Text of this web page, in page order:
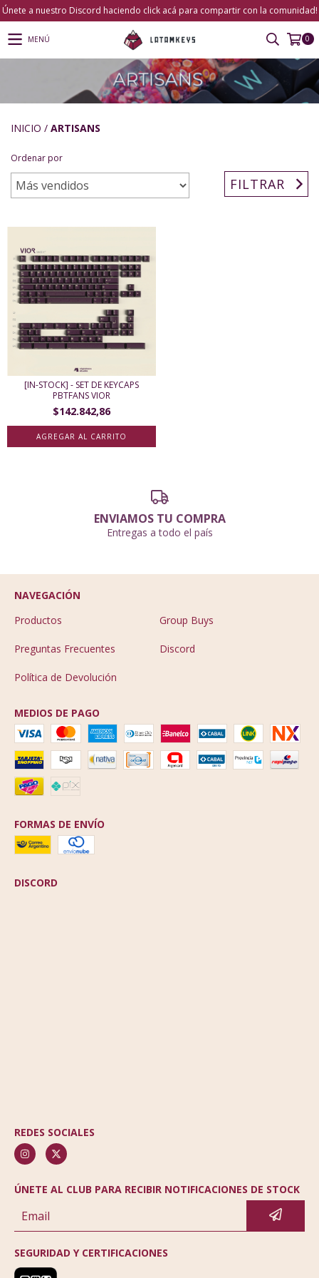
Únete a nuestro Discord haciendo click acá para compartir con la comunidad!
MENÚ 0
INICIO / ARTISANS
Ordenar por
FILTRAR
[IN-STOCK] - SET DE KEYCAPS
PBTFANS VIOR
$142.842,86
AGREGAR AL CARRITO
ENVIAMOS TU COMPRA
Entregas a todo el país
NAVEGACIÓN
Productos
Group Buys
Preguntas Frecuentes Discord
Política de Devolución
MEDIOS DE PAGO
FORMAS DE ENVÍO
DISCORD
REDES SOCIALES
ÚNETE AL CLUB PARA RECIBIR NOTIFICACIONES DE STOCK
SEGURIDAD Y CERTIFICACIONES